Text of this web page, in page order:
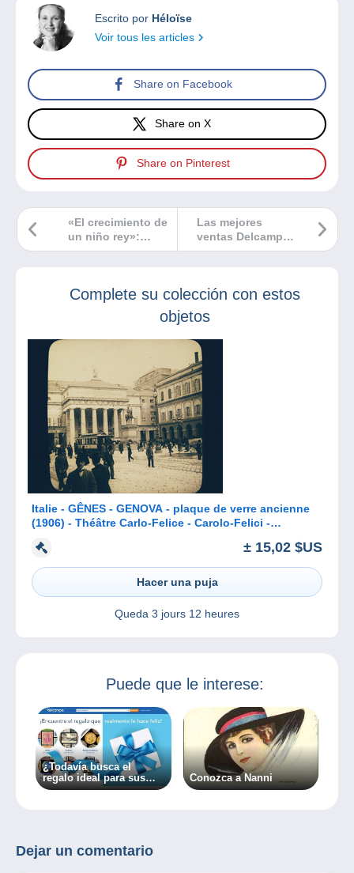
Escrito por Héloïse
Voir tous les articles
Share on Facebook
Share on X
Share on Pinterest
Las mejores
ventas Delcampe
enero 2026
«El crecimiento de
un niño rey»:
Alfonso XIII
Complete su colección con estos
objetos
Italie - GÊNES - GENOVA - plaque de verre ancienne
(1906) - Théâtre Carlo-Felice - Carolo-Felici -
± 15,02 $US
Hacer una puja
Queda 3 jours 12 heures
Puede que le interese:
¿Todavía busca el
regalo ideal para sus
seres queridos?
Conozca a Nanni
Dejar un comentario